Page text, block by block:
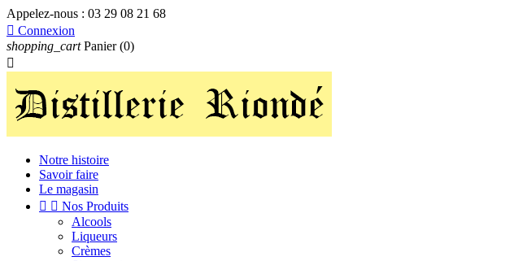
Appelez-nous : 03 29 08 21 68
 Connexion
shopping_cart Panier (0)

Notre histoire
Savoir faire
Le magasin
  Nos Produits
Alcools
Liqueurs
Crèmes